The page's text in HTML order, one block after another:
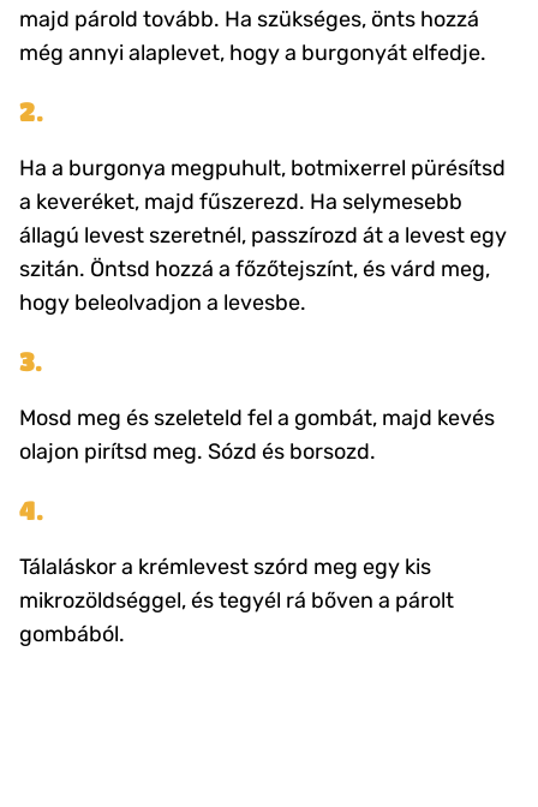
majd párold tovább. Ha szükséges, önts hozzá
még annyi alaplevet, hogy a burgonyát elfedje.
2.
Ha a burgonya megpuhult, botmixerrel pürésítsd
a keveréket, majd fűszerezd. Ha selymesebb
állagú levest szeretnél, passzírozd át a levest egy
szitán. Öntsd hozzá a főzőtejszínt, és várd meg,
hogy beleolvadjon a levesbe.
3.
Mosd meg és szeleteld fel a gombát, majd kevés
olajon pirítsd meg. Sózd és borsozd.
4.
Tálaláskor a krémlevest szórd meg egy kis
mikrozöldséggel, és tegyél rá bőven a párolt
gombából.